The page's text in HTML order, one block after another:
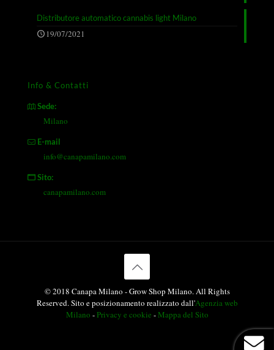
Distributore automatico cannabis light Milano
19/07/2021
Info & Contatti
Sede:
Milano
E-mail
info@canapamilano.com
Sito:
canapamilano.com
© 2018 Canapa Milano - Grow Shop Milano. All Rights
Reserved. Sito e posizionamento realizzato dall'Agenzia web
Milano -Privacy e cookie -Mappa del Sito